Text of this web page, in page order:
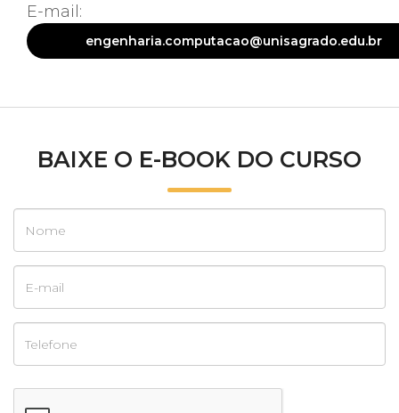
E-mail:
engenharia.computacao@unisagrado.edu.br
BAIXE O E-BOOK DO CURSO